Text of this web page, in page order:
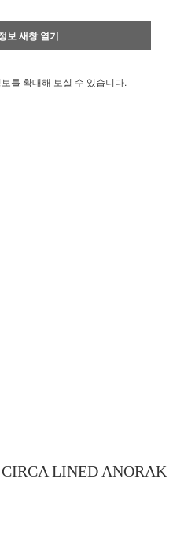
보 새창 열기
를 확대해 보실 수 있습니다.
LINED ANORAK